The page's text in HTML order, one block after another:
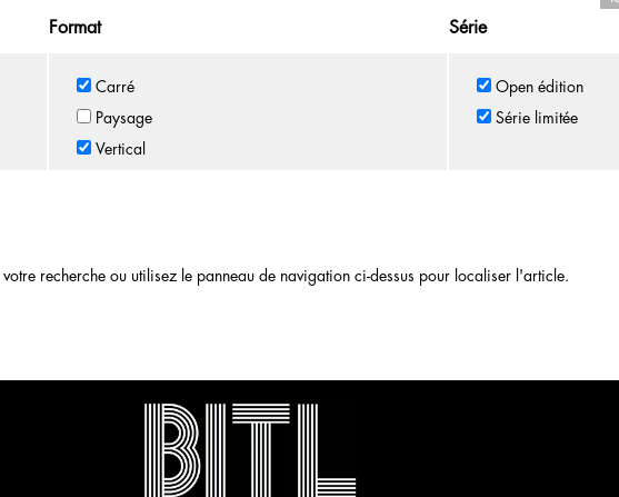
Format
Carré
Paysage
Vertical
Série
Open édition
Série limitée
recherche ou utilisez le panneau de navigation ci-dessus pour localiser l'article.